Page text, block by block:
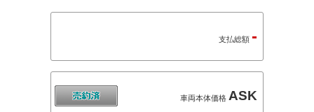
支払総額 -
車両本体価格 ASK